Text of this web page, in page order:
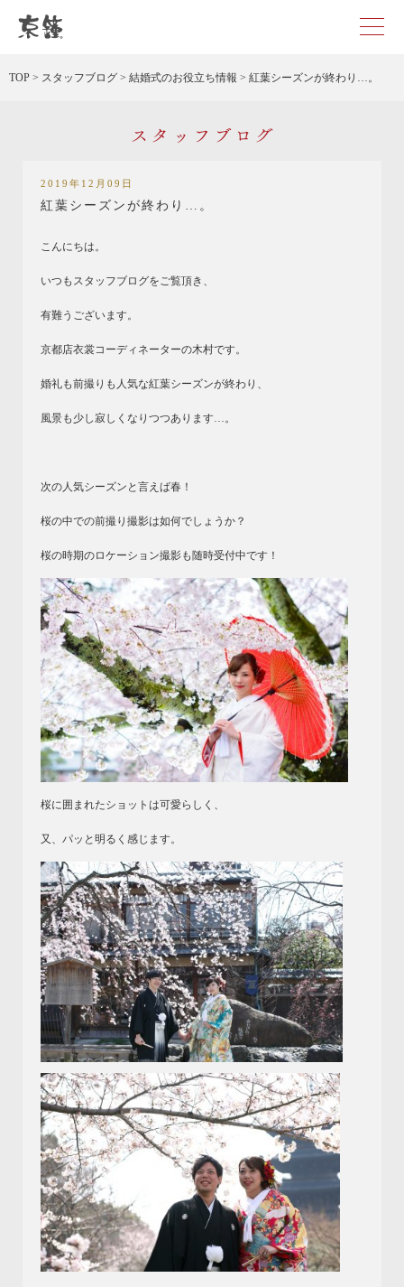
TOP > スタッフブログ > 結婚式のお役立ち情報 > 紅葉シーズンが終わり…。
スタッフブログ
2019年12月09日
紅葉シーズンが終わり…。
こんにちは。
いつもスタッフブログをご覧頂き、
有難うございます。
京都店衣裳コーディネーターの木村です。
婚礼も前撮りも人気な紅葉シーズンが終わり、
風景も少し寂しくなりつつあります…。
次の人気シーズンと言えば春！
桜の中での前撮り撮影は如何でしょうか？
桜の時期のロケーション撮影も随時受付中です！
桜に囲まれたショットは可愛らしく、
又、パッと明るく感じます。